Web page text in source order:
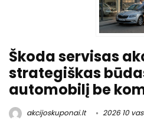
Škoda servisas
strategiškas
automobilį be
akcijoskuponai.lt 2026 10